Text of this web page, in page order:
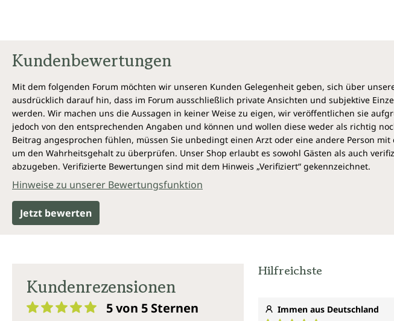
Zwang, „alles tun zu
unerlässliche Lektüre
ihre Gesundheit und
wiedererlangen und
innerer
–Arianna Huffington,
Chefredakteurin der
Kundenbewertungen
Mit dem folgenden Forum möchten wir unseren Kunden Gelegenheit geben, sich über
ausdrücklich darauf hin, dass im Forum ausschließlich private Ansichten und subjektive
werden. Wir machen uns die Aussagen in keiner Weise zu eigen, wir veröffentlichen sie
jedoch von den entsprechenden Angaben und können und wollen diese weder als richtig
Beitrag angesprochen fühlen, müssen Sie unbedingt einen Arzt oder eine andere Person
um den Wahrheitsgehalt zu überprüfen. Unser Shop erlaubt es sowohl Gästen als auch
abzugeben. Verifizierte Bewertungen sind mit dem Hinweis „Verifiziert“ gekennzeichnet.
Hinweise zu unserer Bewertungsfunktion
Jetzt bewerten
Kundenrezensionen
5 von 5 Sternen
Hilfreichste
Immen aus Deutschland